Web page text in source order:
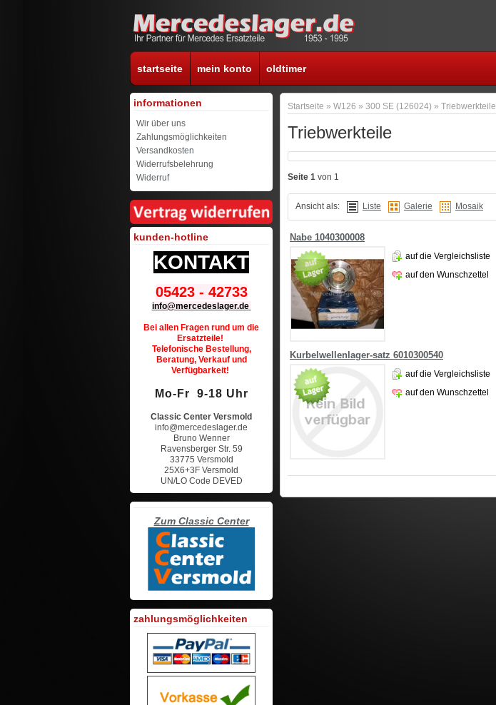
startseite mein konto oldtimer
Startseite » W126 » 300 SE (126024) » Triebwerkteile
Triebwerkteile
Seite 1 von 1
Ansicht als: Liste Galerie Mosaik
Nabe 1040300008
auf die Vergleichsliste
auf den Wunschzettel
Kurbelwellenlager-satz 6010300540
auf die Vergleichsliste
auf den Wunschzettel
informationen
Wir über uns
Zahlungsmöglichkeiten
Versandkosten
Widerrufsbelehrung
Widerruf
kunden-hotline
KONTAKT
05423 - 42733
info@mercedeslager.de
Bei allen Fragen rund um die
Ersatzteile!
Telefonische Bestellung,
Beratung, Verkauf und
Verfügbarkeit!
Mo-Fr 9-18 Uhr
Classic Center Versmold
info@mercedeslager.de
Bruno Wenner
Ravensberger Str. 59
33775 Versmold
25X6+3F Versmold
UN/LO Code DEVED
Zum Classic Center
zahlungsmöglichkeiten